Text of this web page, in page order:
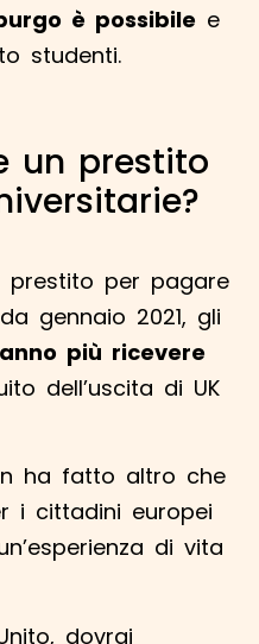
è possibile e
studenti.
un prestito
prestito per pagare
gennaio 2021, gli
più ricevere
dell’uscita di UK
ha fatto altro che
i cittadini europei
di vita
dovrai